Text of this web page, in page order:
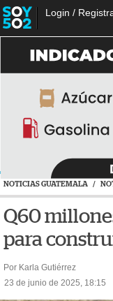
Login /
NOTICIAS GUATEMALA /
Q60
para
Por Karla Gutiérrez
23 de junio de 2025, 18:15